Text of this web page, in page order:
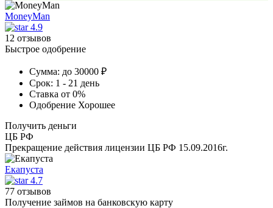
MoneyMan
4.9
12 отзывов
Быстрое одобрение
Сумма: до 30000 ₽
Срок: 1 - 21 день
Ставка от 0%
Одобрение Хорошее
Получить деньги
ЦБ РФ
Прекращение действия лицензии ЦБ РФ 15.09.2016г.
Екапуста
4.7
77 отзывов
Получение займов на банковскую карту